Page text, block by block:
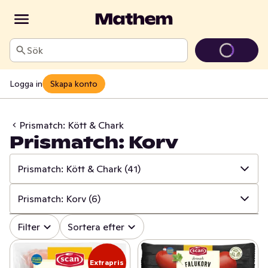
Sök
Logga in Skapa konto
Prismatch: Kött & Chark
Prismatch: Korv
Prismatch: Kött & Chark (41)
✓ Alla (534)
✓ Prismatch: Frukt & Grönt (13)
Prismatch: Fisk & Skaldjur (13)
Prismatch: Korv (6)
✓ Alla (41)
✓ Prismatch: Kött (9)
Filter Sortera efter
Extrapris